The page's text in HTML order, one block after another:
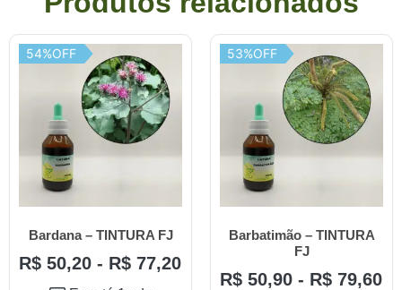
54%OFF
Bardana – TINTURA FJ
R$ 50,20 - R$ 77,20
53%OFF
Barbatimão – TINTURA
FJ
R$ 50,90 - R$ 79,60